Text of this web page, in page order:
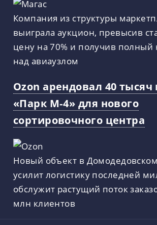
Компания из структуры
выиграла аукцион, превысив
цену на 70% и получив полный
над авиаузлом
Ozon арендовал 40 тысяч
«Парк М‑4» для нового
сортировочного центра
Новый объект в
усилит логистику последней
обслужит растущий поток
млн клиентов